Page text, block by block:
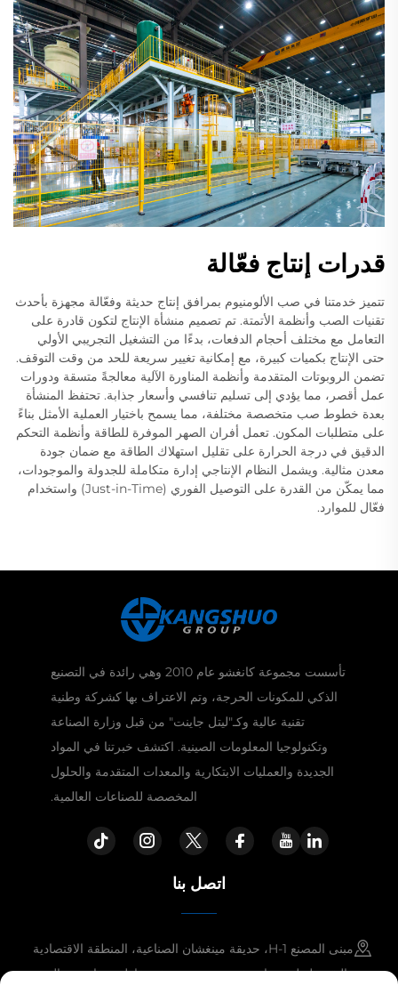
قدرات إنتاج فعّالة
تتميز خدمتنا في صب الألومنيوم بمرافق إنتاج حديثة وفعّالة مجهزة بأحدث
تقنيات الصب وأنظمة الأتمتة. تم تصميم منشأة الإنتاج لتكون قادرة على
التعامل مع مختلف أحجام الدفعات، بدءًا من التشغيل التجريبي الأولي
حتى الإنتاج بكميات كبيرة، مع إمكانية تغيير سريعة للحد من وقت التوقف.
تضمن الروبوتات المتقدمة وأنظمة المناورة الآلية معالجةً متسقة ودورات
عمل أقصر، مما يؤدي إلى تسليم تنافسي وأسعار جذابة. تحتفظ المنشأة
بعدة خطوط صب متخصصة مختلفة، مما يسمح باختيار العملية الأمثل بناءً
على متطلبات المكون. تعمل أفران الصهر الموفرة للطاقة وأنظمة التحكم
الدقيق في درجة الحرارة على تقليل استهلاك الطاقة مع ضمان جودة
معدن مثالية. ويشمل النظام الإنتاجي إدارة متكاملة للجدولة والموجودات،
مما يمكّن من القدرة على التوصيل الفوري (Just-in-Time) واستخدام
فعّال للموارد.
تأسست مجموعة كانغشو عام 2010 وهي رائدة في التصنيع
الذكي للمكونات الحرجة، وتم الاعتراف بها كشركة وطنية
تقنية عالية وكـ"ليتل جاينت" من قبل وزارة الصناعة
وتكنولوجيا المعلومات الصينية. اكتشف خبرتنا في المواد
الجديدة والعمليات الابتكارية والمعدات المتقدمة والحلول
المخصصة للصناعات العالمية.
اتصل بنا
مبنى المصنع H-1، حديقة مينغشان الصناعية، المنطقة الاقتصادية
والتقنية لتطوير جاوبينغ، مدينة جينتشينغ، مقاطعة شانشي، الصين.